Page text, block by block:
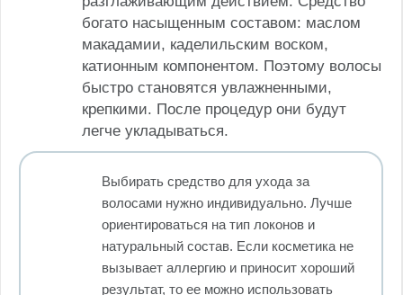
богато насыщенным составом: маслом
макадамии, каделильским воском,
катионным компонентом. Поэтому волосы
быстро становятся увлажненными,
крепкими. После процедур они будут
легче укладываться.
Выбирать средство для ухода за
волосами нужно индивидуально. Лучше
ориентироваться на тип локонов и
натуральный состав. Если косметика не
вызывает аллергию и приносит хороший
результат, то ее можно использовать